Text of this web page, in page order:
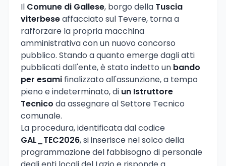
Il Comune di Gallese, borgo della Tuscia
viterbeseaffacciato sul Tevere, torna a
rafforzare la propria macchina
amministrativa con un nuovo concorso
pubblico. Stando a quanto emerge dagli atti
pubblicati dall'ente, è stato indetto un bando
per esami finalizzato all'assunzione, a tempo
pieno e indeterminato, di un Istruttore
Tecnico da assegnare al Settore Tecnico
comunale.
La procedura, identificata dal codice
GAL_TEC2026, si inserisce nel solco della
programmazione del fabbisogno di personale